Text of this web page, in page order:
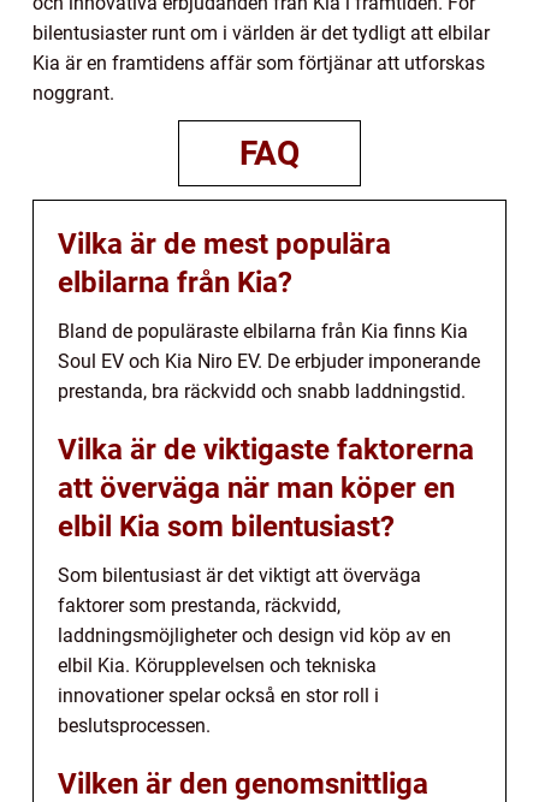
bilentusiaster runt om i världen är det tydligt att elbilar
Kia är en framtidens affär som förtjänar att utforskas
noggrant.
FAQ
Vilka är de mest populära
elbilarna från Kia?
Bland de populäraste elbilarna från Kia finns Kia
Soul EV och Kia Niro EV. De erbjuder imponerande
prestanda, bra räckvidd och snabb laddningstid.
Vilka är de viktigaste faktorerna
att överväga när man köper en
elbil Kia som bilentusiast?
Som bilentusiast är det viktigt att överväga
faktorer som prestanda, räckvidd,
laddningsmöjligheter och design vid köp av en
elbil Kia. Körupplevelsen och tekniska
innovationer spelar också en stor roll i
beslutsprocessen.
Vilken är den genomsnittliga